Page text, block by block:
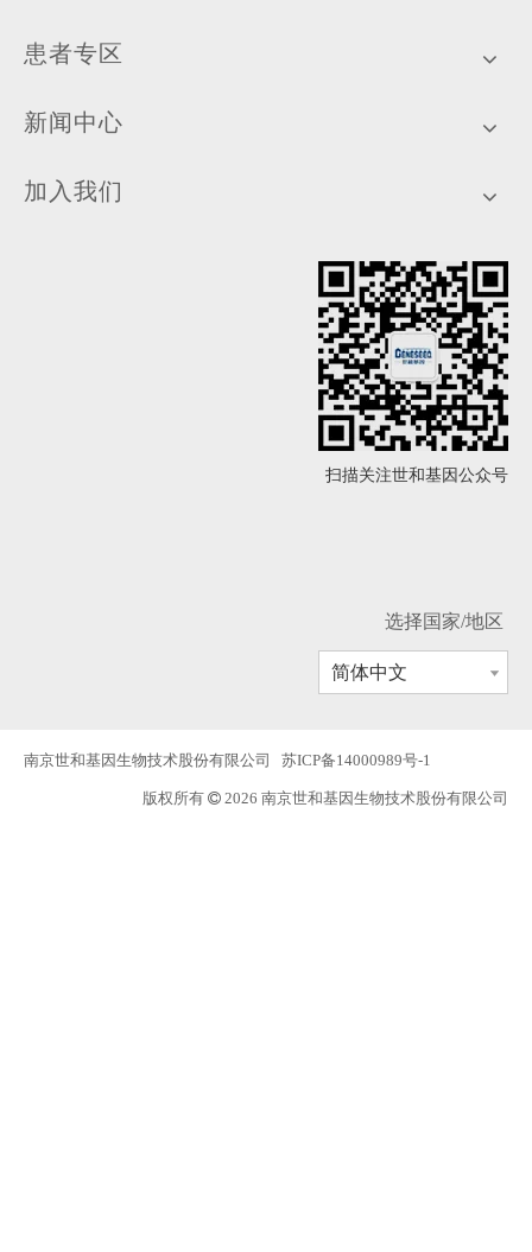
患者专区
新闻中心
加入我们
扫描关注世和基因公众号
选择国家/地区
简体中文
南京世和基因生物技术股份有限公司 苏ICP备14000989号-1
版权所有  2026 南京世和基因生物技术股份有限公司